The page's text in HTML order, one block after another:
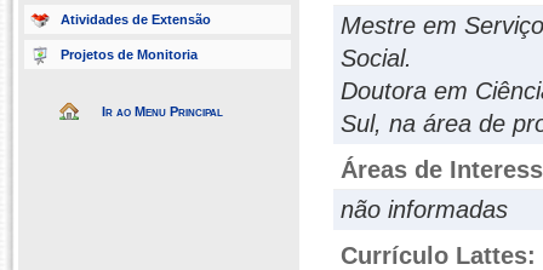
Atividades de Extensão
Projetos de Monitoria
Ir ao Menu Principal
Mestre em
Social.
Doutora em
Sul, na área de
Áreas de
não informadas
Currículo Lattes: